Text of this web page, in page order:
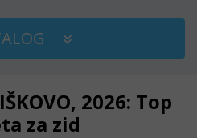
2026: Top
za zid